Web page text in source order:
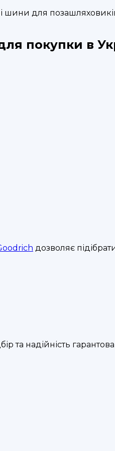
шини для
покупки в
дозволяє
та надійність